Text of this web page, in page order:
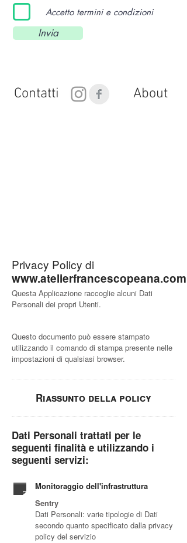
Accetto termini e condizioni
Invia
Contatti About
Privacy Policy di
www.atelierfrancescopeana.com
Questa Applicazione raccoglie alcuni Dati
Personali dei propri Utenti.
Questo documento può essere stampato
utilizzando il comando di stampa presente nelle
impostazioni di qualsiasi browser.
Riassunto della policy
Dati Personali trattati per le
seguenti finalità e utilizzando i
seguenti servizi:
Monitoraggio dell'infrastruttura
Sentry
Dati Personali: varie tipologie di Dati
secondo quanto specificato dalla privacy
policy del servizio